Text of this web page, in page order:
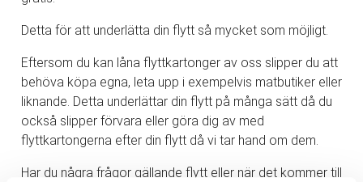
Detta för att underlätta din flytt så mycket som möjligt.
Eftersom du kan låna flyttkartonger av oss slipper du att
behöva köpa egna, leta upp i exempelvis matbutiker eller
liknande. Detta underlättar din flytt på många sätt då du
också slipper förvara eller göra dig av med
flyttkartongerna efter din flytt då vi tar hand om dem.
Har du några frågor gällande flytt eller när det kommer till